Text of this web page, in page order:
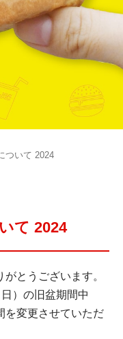
ついて 2024
て 2024
とうございます。
）の旧盆期間中
を変更させていただ